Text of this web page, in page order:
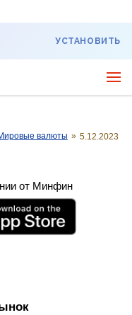
УСТАНОВИТЬ
валюты » 5.12.2023
от Минфин